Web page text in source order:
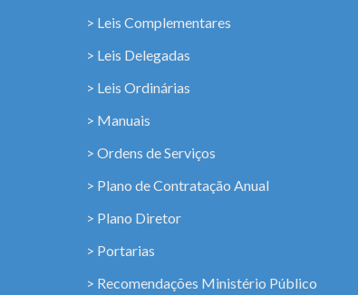
> Leis Complementares
> Leis Delegadas
> Leis Ordinárias
> Manuais
> Ordens de Serviços
> Plano de Contratação Anual
> Plano Diretor
> Portarias
> Recomendações Ministério Público